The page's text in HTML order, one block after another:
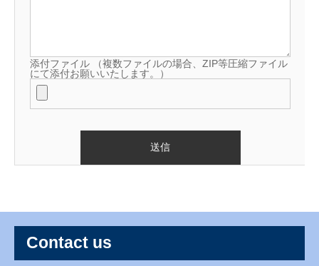
添付ファイル （複数ファイルの場合、ZIP等圧縮ファイル
にて添付お願いいたします。）
Contact us